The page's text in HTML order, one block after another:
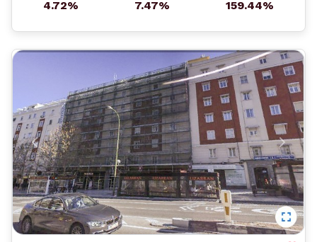
4.72% 7.47% 159.44%
Anterior